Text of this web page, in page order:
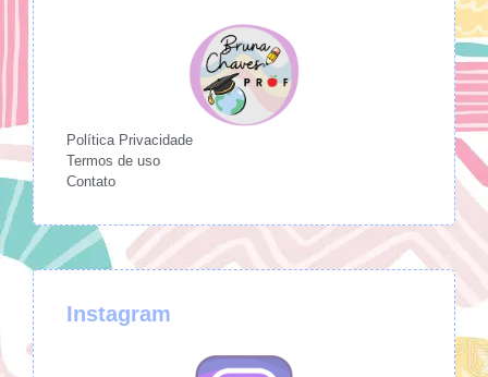
Política Privacidade
Termos de uso
Contato
Instagram